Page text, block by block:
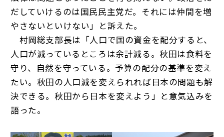
だしていけるのは国民民主党だ。それには仲間を増
やさないといけない」と訴えた。
村岡総支部長は「人口で国の資金を配分すると、
人口が減っているところは余計減る。秋田は食料を
守り、自然を守っている。予算の配分の基準を変え
たい。秋田の人口減を変えられれば日本の問題も解
決できる。秋田から日本を変えよう」と意気込みを
語った。